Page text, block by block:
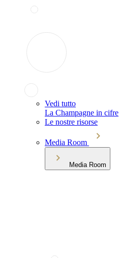
Vedi tutto
La Champagne in cifre
Le nostre risorse
Media Room
Media Room